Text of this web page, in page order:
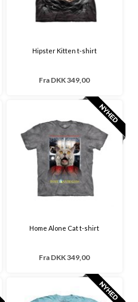
Hipster Kitten t-shirt
Fra DKK 349,00
Home Alone Cat t-shirt
Fra DKK 349,00